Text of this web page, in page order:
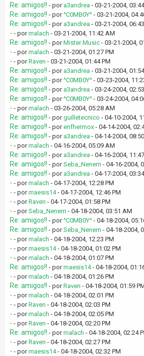
Re: amigos!! - por a3andrea - 03-21-2004,
Re: amigos!! - por^C0MB0Y^ - 03-21-2004,
Re: amigos!! - por a3andrea - 03-21-2004,
- - pormalach - 03-21-2004, 11:42 AM
Re: amigos!! - porMister Music - 03-21-2004,
- - pormalach - 03-21-2004, 01:27 PM
- - porRaven - 03-21-2004, 01:44 PM
Re: amigos!! - por a3andrea - 03-21-2004,
Re: amigos!! - por^C0MB0Y^ - 03-23-2004,
Re: amigos!! - por a3andrea - 03-24-2004,
Re: amigos!! - por^C0MB0Y^ - 03-24-2004,
- - pormalach - 03-26-2004, 05:28 AM
Re: amigos!! - porguilletecnico - 04-10-2004,
Re: amigos!! - porenfhermox - 04-14-2004,
Re: amigos!! - por a3andrea - 04-14-2004,
- - pormalach - 04-16-2004, 05:09 AM
Re: amigos!! - por a3andrea - 04-16-2004,
Re: amigos!! - porSeba_Nenem - 04-16-2004,
Re: amigos!! - por a3andrea - 04-17-2004,
- - pormalach - 04-17-2004, 12:28 PM
- - pormaesis14- 04-17-2004, 12:46 PM
- - porRaven - 04-17-2004, 01:58 PM
- - porSeba_Nenem - 04-18-2004, 03:51 AM
Re: amigos!! - por^C0MB0Y^ - 04-18-2004,
Re: amigos!! - porSeba_Nenem - 04-18-2004,
- - pormalach - 04-18-2004, 12:23 PM
- - pormaesis14- 04-18-2004, 01:02 PM
- - pormalach - 04-18-2004, 01:07 PM
Re: amigos!! - pormaesis14- 04-18-2004,
- - pormalach - 04-18-2004, 01:26 PM
Re: amigos!! - porRaven - 04-18-2004, 01:59
- - pormalach - 04-18-2004, 02:01 PM
- - porRaven - 04-18-2004, 02:03 PM
- - pormalach - 04-18-2004, 02:05 PM
- - porRaven - 04-18-2004, 02:20 PM
Re: amigos!! - pormalach - 04-18-2004, 02:24
- - porRaven - 04-18-2004, 02:27 PM
- - pormaesis14- 04-18-2004, 02:32 PM